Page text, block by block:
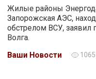
Жилые районы
Запорожская АЭС,
обстрелом ВСУ, заявил
Волга.
Ваши Новости